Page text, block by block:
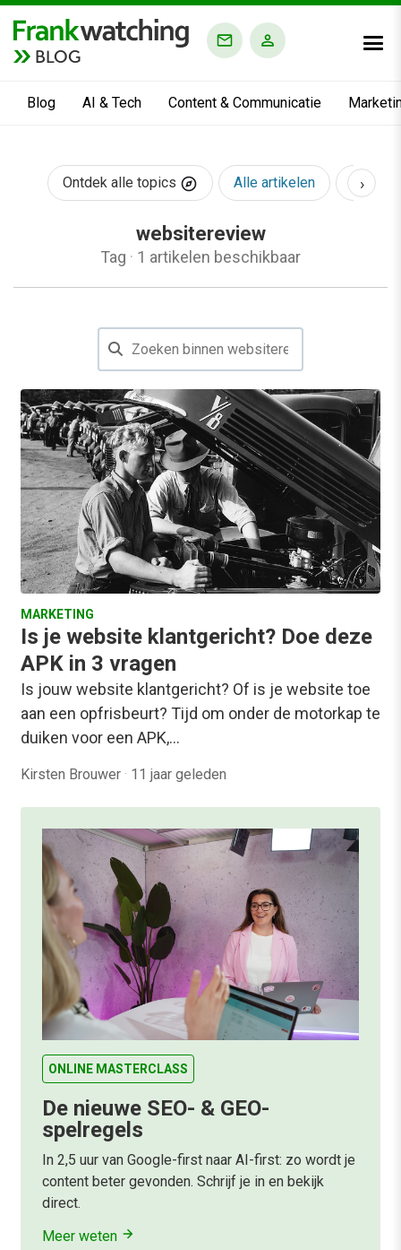
BLOG
Blog AI & Tech Content & Communicatie
Ontdek alle topics Alle artikelen AI &
›
websitereview
Tag · 1 artikelen beschikbaar
MARKETING
Is je website klantgericht? Doe deze
APK in 3 vragen
Is jouw website klantgericht? Of is je website toe
aan een opfrisbeurt? Tijd om onder de motorkap te
duiken voor een APK,…
Kirsten Brouwer · 11 jaar geleden
ONLINE MASTERCLASS
De nieuwe SEO- & GEO-
spelregels
In 2,5 uur van Google-first naar AI-first: zo wordt je
content beter gevonden. Schrijf je in en bekijk
direct.
Meer weten